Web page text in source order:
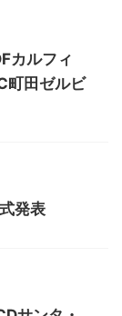
カルフィ
町田ゼルビ
発表